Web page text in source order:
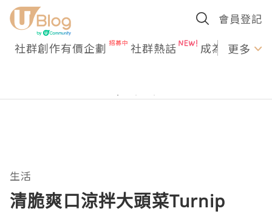
會員登記
社群創作有價企劃 社群熱話 成為U更多
生活
清脆爽口涼拌大頭菜Turnip